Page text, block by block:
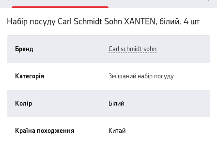
Набір посуду Carl Schmidt Sohn XANTEN, білий, 4 шт
Бренд carl schmidt sohn
Категорія змішаний набір посуду
Колір білий
Країна походження китай